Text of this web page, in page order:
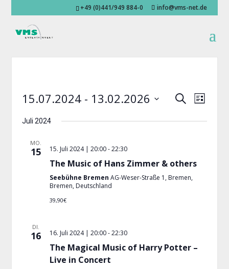
+49 (0)441/949 884-0 info@vms-net.de
und
Suche
Liste
15.07.2024 - 13.02.2026
wählen.
Juli 2024
MO.
15 15. Juli 2024 | 20:00-22:30
The Music of Hans Zimmer & others
Seebühne Bremen AG-Weser-Straße 1, Bremen,
Bremen, Deutschland
39,90€
DI.
16 16. Juli 2024 | 20:00-22:30
The Magical Music of Harry Potter –
Live in Concert